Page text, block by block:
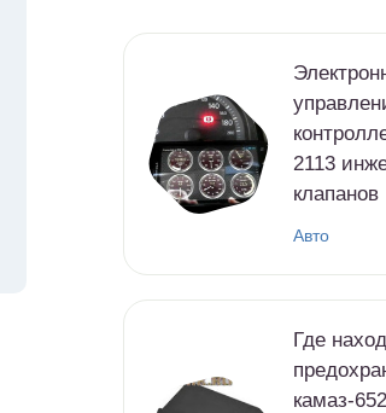
2113
клапанов
Авто
Где
камаз-